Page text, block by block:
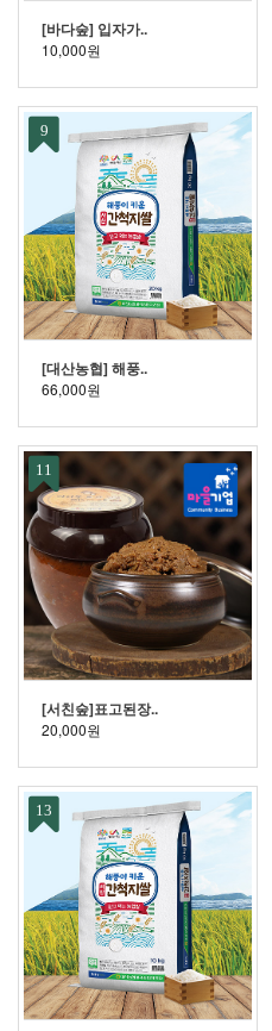
[바다숲] 입자가..
10,000원
[대산농협] 해풍..
66,000원
9
[서친숲]표고된장..
20,000원
11
13